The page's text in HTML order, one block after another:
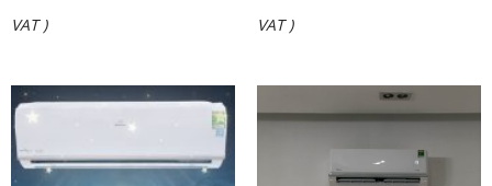
VAT ) VAT )